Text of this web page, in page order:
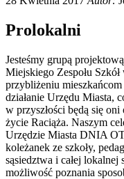
Prolokalni
Jesteśmy grupą
Miejskiego Zespołu
przybliżeniu
działanie Urzędu Miasta,
w przyszłości będą się
życie Raciąża. Naszym
Urzędzie Miasta DNIA
koleżanek ze szkoły,
sąsiedztwa i całej
możliwość poznania